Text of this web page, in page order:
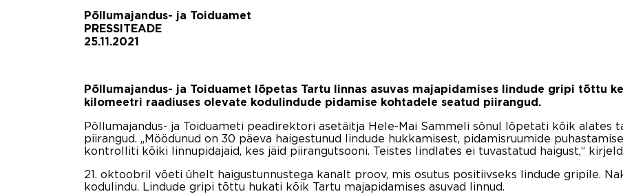
Põllumajandus- ja Toiduamet
PRESSITEADE
25.11.2021
Põllumajandus- ja Toiduamet lõpetas Tartu linnas asuvas majapidamises lindude gripi tõttu
kilomeetri raadiuses olevate kodulindude pidamise kohtadele seatud piirangud.
Põllumajandus- ja Toiduameti peadirektori asetäitja Hele-Mai Sammeli sõnul lõpetati kõik alates
piirangud. „Möödunud on 30 päeva haigestunud lindude hukkamisest, pidamisruumide
kontrolliti kõiki linnupidajaid, kes jäid piirangutsooni. Teistes lindlates ei tuvastatud haigust,“
21. oktoobril võeti ühelt haigustunnustega kanalt proov, mis osutus positiivseks lindude gripile.
kodulindu. Lindude gripi tõttu hukati kõik Tartu majapidamises asuvad linnud.